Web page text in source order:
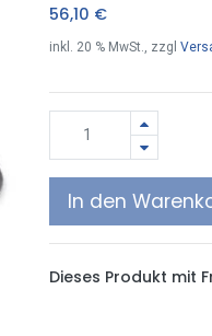
56,10 €
inkl. 20 % MwSt., zzgl
In den
Dieses Produkt mit